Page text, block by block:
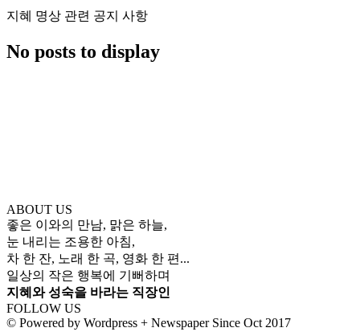
지혜 명상 관련 공지 사항
No posts to display
ABOUT US
좋은 이와의 만남, 맑은 하늘,
눈 내리는 조용한 아침,
차 한 잔, 노래 한 곡, 영화 한 편...
일상의 작은 행복에 기뻐하며
지혜와 성숙을 바라는 직장인
FOLLOW US
© Powered by Wordpress + Newspaper Since Oct 2017